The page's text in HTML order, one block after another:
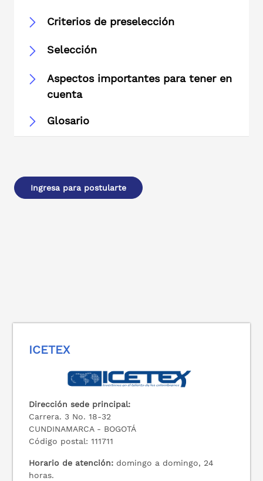
Criterios de preselección
Selección
Aspectos importantes para tener en
cuenta
Glosario
Ingresa para postularte
ICETEX
Dirección sede principal:
Carrera. 3 No. 18-32
CUNDINAMARCA - BOGOTÁ
Código postal: 111711
Horario de atención: domingo a domingo, 24
horas.